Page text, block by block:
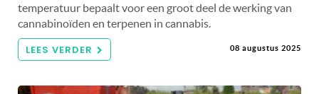
temperatuur bepaalt voor een groot deel de werking van
cannabinoïden en terpenen in cannabis.
LEES VERDER 08 augustus 2025